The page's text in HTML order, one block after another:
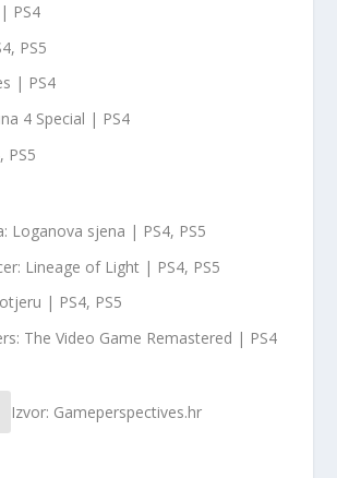
PS4
PS5
| PS4
4 Special | PS4
PS5
Loganova sjena | PS4, PS5
Lineage of Light | PS4, PS5
| PS4, PS5
The Video Game Remastered | PS4
Izvor: Gameperspectives.hr